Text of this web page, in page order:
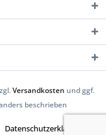
Versandkosten und ggf.
beschrieben
Datenschutzerklärung